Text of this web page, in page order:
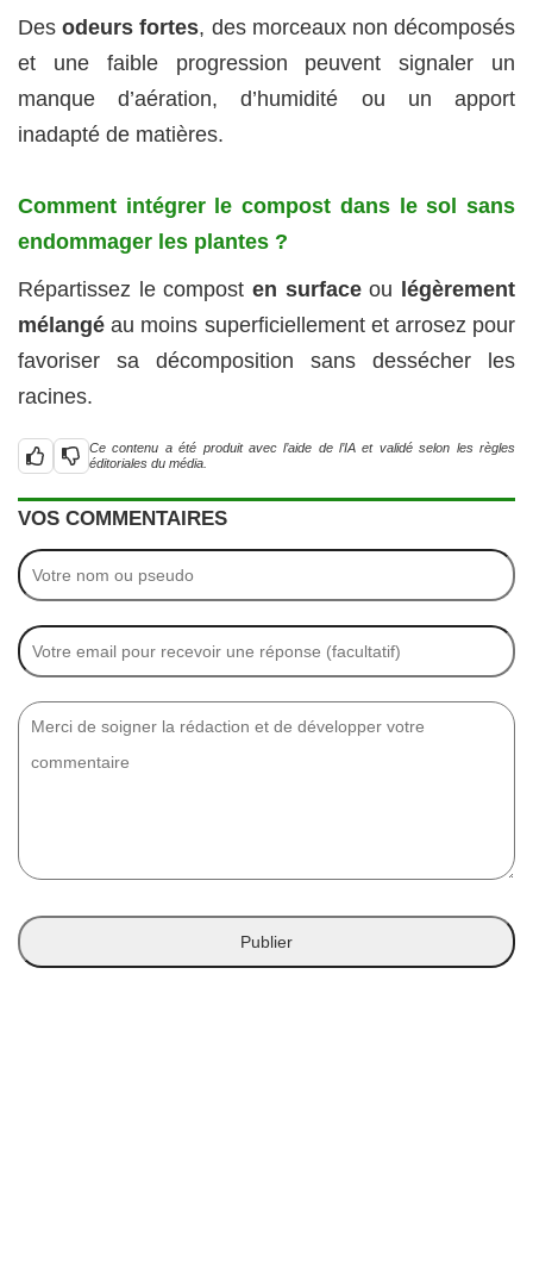
Desodeurs fortes, des morceaux non décomposés
et une faible progression peuvent signaler un
manque d’aération, d’humidité ou un apport
inadapté de matières.
Comment intégrer le compost dans le sol sans
endommager les plantes ?
Répartissez le compost en surfaceou
légèrement
mélangé au moins superficiellement et arrosez pour
favoriser sa décomposition sans dessécher les
racines.
Ce contenu a été produit avec l’aide de l’IA et validé selon les règles
éditoriales du média.
VOS COMMENTAIRES